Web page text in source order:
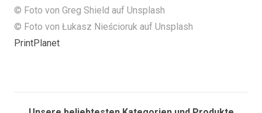
© Foto von Greg Shield auf Unsplash
© Foto von Łukasz Nieścioruk auf Unsplash
PrintPlanet